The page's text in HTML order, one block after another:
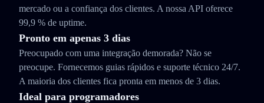
mercado ou a confiança dos clientes. A nossa API oferece
99,9 % de uptime.
Pronto em apenas 3 dias
Preocupado com uma integração demorada? Não se
preocupe. Fornecemos guias rápidos e suporte técnico 24/7.
A maioria dos clientes fica pronta em menos de 3 dias.
Ideal para programadores